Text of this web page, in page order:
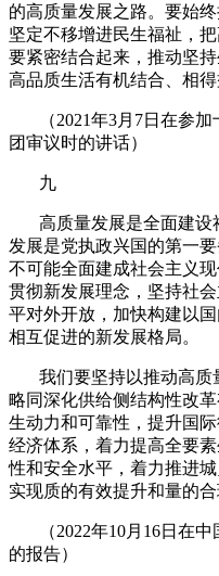
的高质量发展之路。要始
坚定不移增进民生福祉，
要紧密结合起来，推动坚
高品质生活有机结合、相得
（2021年3月 7日在参
团审议时的讲话）
九
高质量发展是全面建设
发展是党执政兴国的第一
不可能全面建成社会主义
贯彻新发展理念，坚持社
平对外开放，加快构建以
相互促进的新发展格局。
我们要坚持以推动高
略同深化供给侧结构性改
生动力和可靠性，提升国
经济体系，着力提高全要
性和安全水平，着力推进
实现质的有效提升和量的合
（2022年10月 16日在中
的报告）